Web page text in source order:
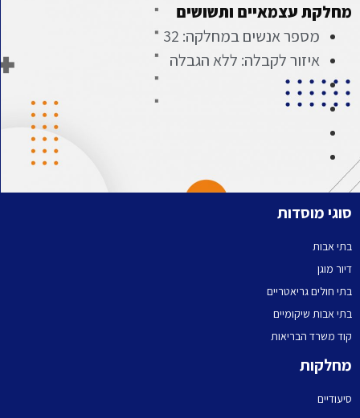
מחלקת עצמאיים ותשושים
מספר אנשים במחלקה: 32
איזור לקבלה: ללא הגבלה
סוגי מוסדות
בתי אבות
דיור מוגן
בתי חולים גריאטריים
בתי אבות שיקומיים
קוד משרד הבריאות
מחלקות
סיעודיים